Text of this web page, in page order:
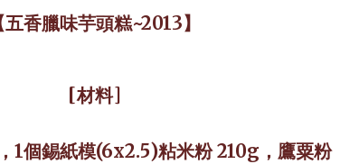
五香臘味芋頭糕~2013】
[材料]
， 1個錫紙模(6x2.5)粘米粉210g ，鷹粟粉